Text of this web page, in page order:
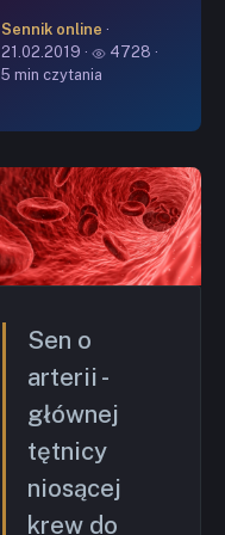
Sennik online ·
21.02.2019 ·
4728 ·
5 min czytania
Sen o
arterii -
głównej
tętnicy
niosącej
krew do